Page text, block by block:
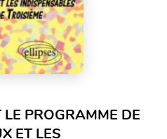
PROGRAMME DE
ET LES